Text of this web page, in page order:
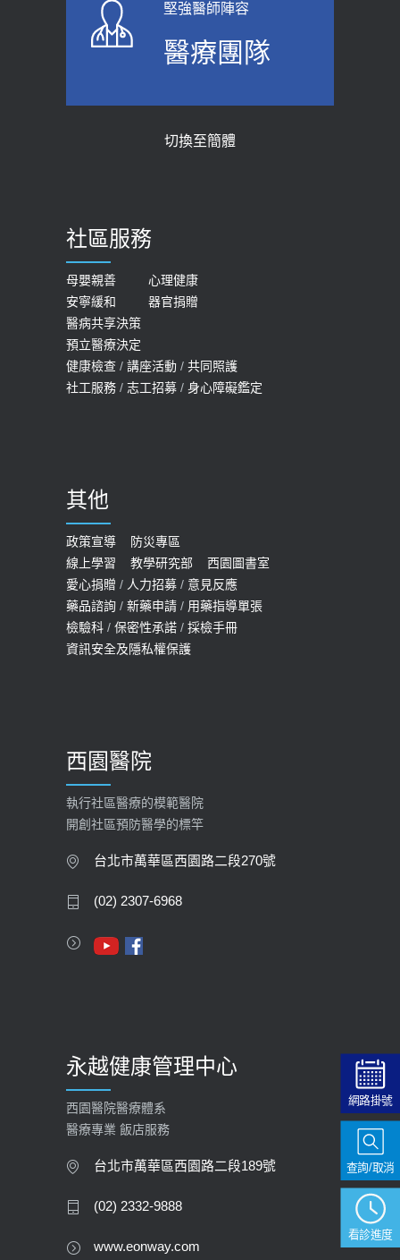
堅強醫師陣容
醫療團隊
切換至簡體
社區服務
母嬰親善
心理健康
安寧緩和
器官捐贈
醫病共享決策
預立醫療決定
健康檢查 / 講座活動 / 共同照護
社工服務 / 志工招募 / 身心障礙鑑定
其他
政策宣導
防災專區
線上學習
教學研究部
西園圖書室
愛心捐贈 / 人力招募 / 意見反應
藥品諮詢 / 新藥申請 / 用藥指導單張
檢驗科 / 保密性承諾 / 採檢手冊
資訊安全及隱私權保護
西園醫院
執行社區醫療的模範醫院
開創社區預防醫學的標竿
台北市萬華區西園路二段270號
(02) 2307-6968
永越健康管理中心
西園醫院醫療體系
醫療專業 飯店服務
台北市萬華區西園路二段189號
(02) 2332-9888
www.eonway.com
網路掛號
看診進度
查詢/取消